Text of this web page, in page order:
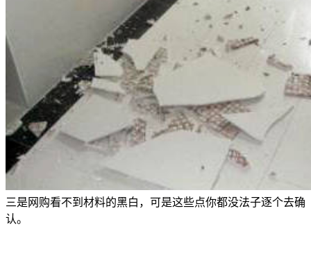
三是网购看不到材料的黑白，可是这些点你都没法子逐个去确
认。